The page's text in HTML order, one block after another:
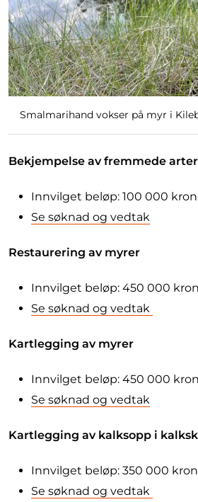
Smalmarihand vokser på myr i
Bekjempelse av fremmede arter
Innvilget beløp: 100 000
Se søknad og vedtak
Restaurering av myrer
Innvilget beløp: 450 000
Se søknad og vedtak
Kartlegging av myrer
Innvilget beløp: 450 000
Se søknad og vedtak
Kartlegging av kalksopp i
Innvilget beløp: 350 000
Se søknad og vedtak